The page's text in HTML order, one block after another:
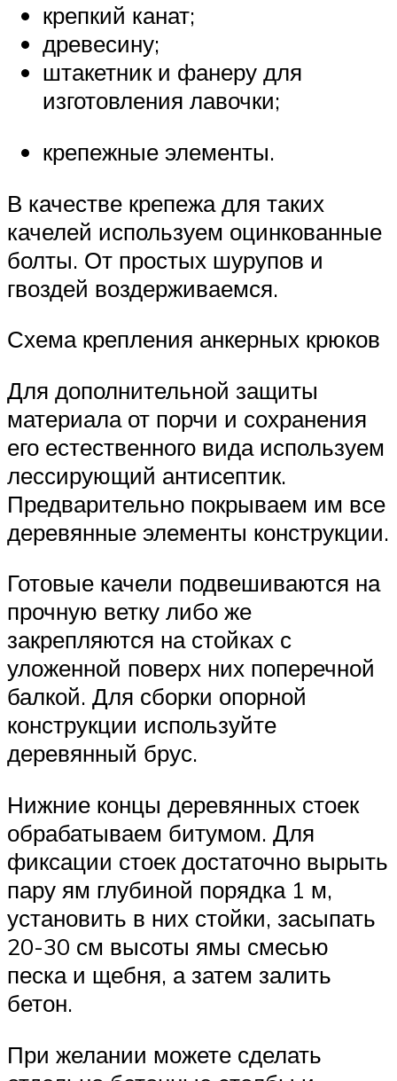
крепкий канат;
древесину;
штакетник и фанеру для
изготовления лавочки;
крепежные элементы.
В качестве крепежа для таких
качелей используем оцинкованные
болты. От простых шурупов и
гвоздей воздерживаемся.
Схема крепления анкерных крюков
Для дополнительной защиты
материала от порчи и сохранения
его естественного вида используем
лессирующий антисептик.
Предварительно покрываем им все
деревянные элементы конструкции.
Готовые качели подвешиваются на
прочную ветку либо же
закрепляются на стойках с
уложенной поверх них поперечной
балкой. Для сборки опорной
конструкции используйте
деревянный брус.
Нижние концы деревянных стоек
обрабатываем битумом. Для
фиксации стоек достаточно вырыть
пару ям глубиной порядка 1 м,
установить в них стойки, засыпать
20-30 см высоты ямы смесью
песка и щебня, а затем залить
бетон.
При желании можете сделать